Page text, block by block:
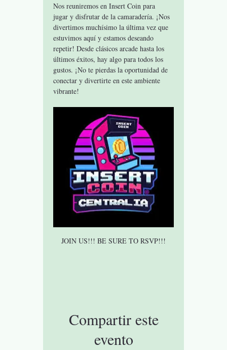
Nos reuniremos en Insert Coin para
jugar y disfrutar de la camaradería. ¡Nos
divertimos muchísimo la última vez que
estuvimos aquí y estamos deseando
repetir! Desde clásicos arcade hasta los
últimos éxitos, hay algo para todos los
gustos. ¡No te pierdas la oportunidad de
conectar y divertirte en este ambiente
vibrante!
JOIN US!!! BE SURE TO RSVP!!!
Compartir este
evento